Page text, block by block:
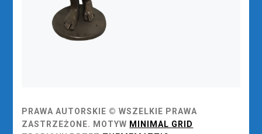
PRAWA AUTORSKIE © WSZELKIE PRAWA
ZASTRZEŻONE. MOTYW MINIMAL GRID